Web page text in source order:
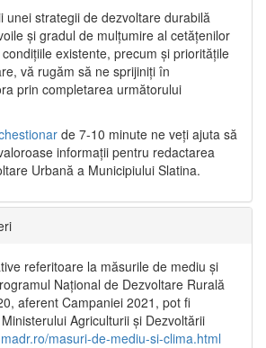
unei strategii de dezvoltare durabilă
și gradul de mulțumire al cetățenilor
existente, precum și prioritățile
vă rugăm să ne sprijiniți în
prin completarea următorului
de 7-10 minute ne veți ajuta să
informații pentru redactarea
Urbană a Municipiului Slatina.
referitoare la măsurile de mediu și
Național de Dezvoltare Rurală
aferent Campaniei 2021, pot fi
Agriculturii și Dezvoltării
masuri-de-mediu-si-clima.html